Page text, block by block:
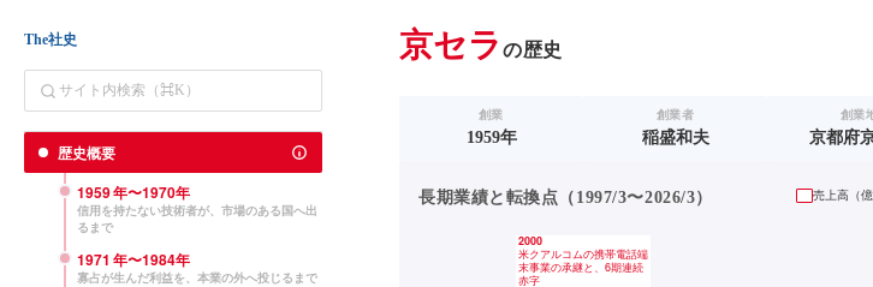
The社史
歴史概要
1959年〜1970年
信用を持たない技術者が、市場のある国へ出
るまで
1971 年〜1984年
寡占が生んだ利益を、本業の外へ投じるまで
京セラの歴史
創業
1959年
創業者
稲盛和夫
創業
京都府
長期業績と転換点（1997/3〜2026/3） 売上高（